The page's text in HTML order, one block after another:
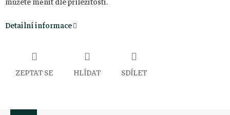
Detailní informace
ZEPTAT SE HLÍDAT SDÍLET